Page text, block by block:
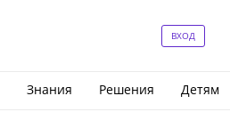
ВХОД
Знания Решения Детям